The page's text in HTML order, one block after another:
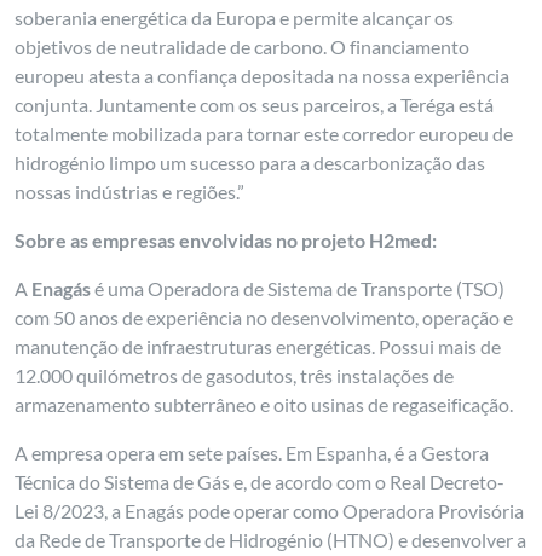
soberania energética da Europa e permite alcançar os
objetivos de neutralidade de carbono. O financiamento
europeu atesta a confiança depositada na nossa experiência
conjunta. Juntamente com os seus parceiros, a Teréga está
totalmente mobilizada para tornar este corredor europeu de
hidrogénio limpo um sucesso para a descarbonização das
nossas indústrias e regiões.”
Sobre as empresas envolvidas no projeto H2med:
A Enagásé uma Operadora de Sistema de Transporte (TSO)
com 50 anos de experiência no desenvolvimento, operação e
manutenção de infraestruturas energéticas. Possui mais de
12.000 quilómetros de gasodutos, três instalações de
armazenamento subterrâneo e oito usinas de regaseificação.
A empresa opera em sete países. Em Espanha, é a Gestora
Técnica do Sistema de Gás e, de acordo com o Real Decreto-
Lei 8/2023, a Enagás pode operar como Operadora Provisória
da Rede de Transporte de Hidrogénio (HTNO) e desenvolver a